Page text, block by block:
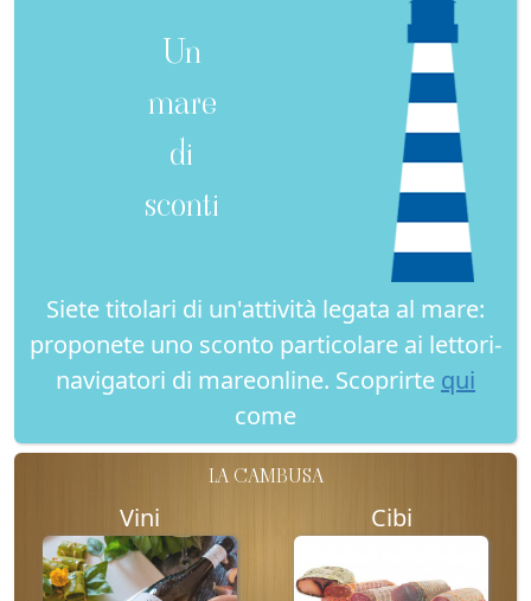
Un
mare
di
sconti
Siete titolari di un'attività legata al mare:
proponete uno sconto particolare ai lettori-
navigatori di mareonline. Scoprirte qui
come
LA CAMBUSA
Vini Cibi